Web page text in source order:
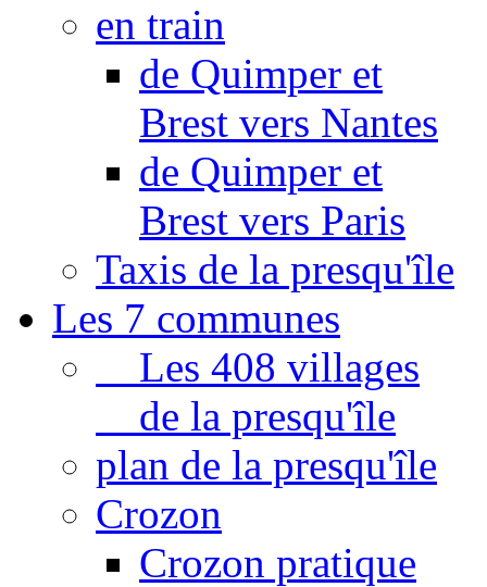
en train
de Quimper et
Brest vers Nantes
de Quimper et
Brest vers Paris
Taxis de la presqu'île
Les 7 communes
Les 408 villages
de la presqu'île
plan de la presqu'île
Crozon
Crozon pratique